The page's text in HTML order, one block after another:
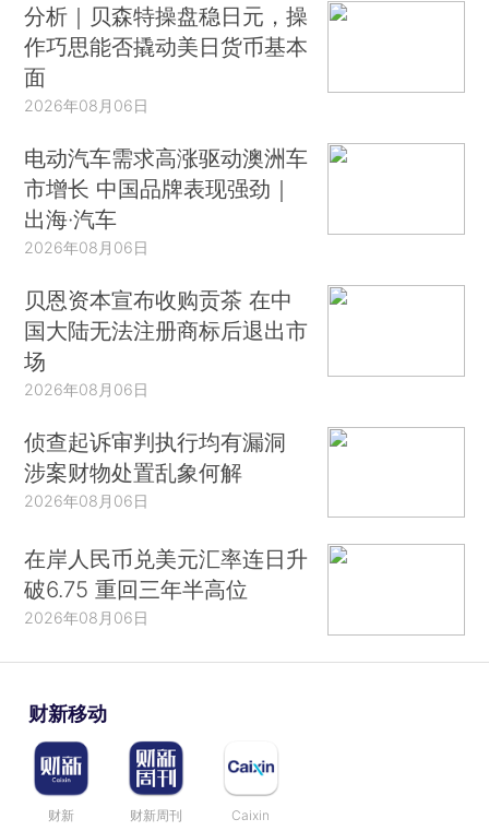
分析｜贝森特操盘稳日元，操
作巧思能否撬动美日货币基本
面
2026年08月06日
电动汽车需求高涨驱动澳洲车
市增长 中国品牌表现强劲｜
出海·汽车
2026年08月06日
贝恩资本宣布收购贡茶 在中
国大陆无法注册商标后退出市
场
2026年08月06日
侦查起诉审判执行均有漏洞
涉案财物处置乱象何解
2026年08月06日
在岸人民币兑美元汇率连日升
破6.75 重回三年半高位
2026年08月06日
财新移动
财新 财新周刊 Caixin